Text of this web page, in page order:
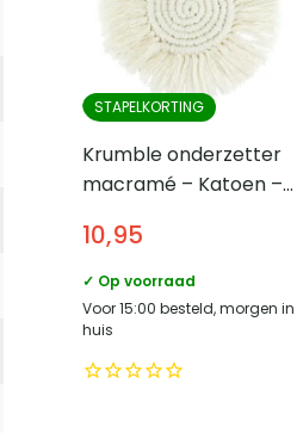
STAPELKORTING
Krumble onderzetter
macramé – Katoen –
10,95
✓ Op voorraad
Voor 15:00 besteld, morgen in
huis